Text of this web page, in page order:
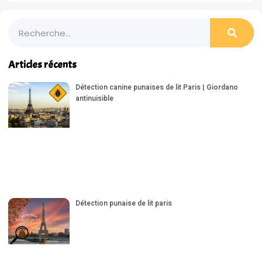
Articles récents
Détection canine punaises de lit Paris | Giordano
antinuisible
Détection punaise de lit paris